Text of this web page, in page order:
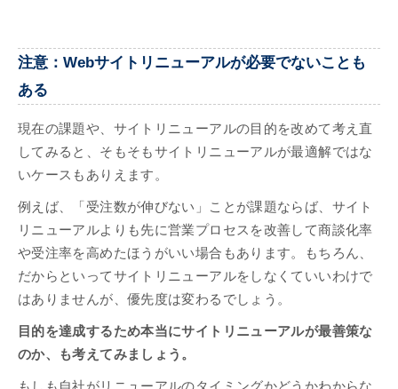
注意：Webサイトリニューアルが必要でないことも
ある
現在の課題や、サイトリニューアルの目的を改めて考え直
してみると、そもそもサイトリニューアルが最適解ではな
いケースもありえます。
例えば、「受注数が伸びない」ことが課題ならば、サイト
リニューアルよりも先に営業プロセスを改善して商談化率
や受注率を高めたほうがいい場合もあります。もちろん、
だからといってサイトリニューアルをしなくていいわけで
はありませんが、優先度は変わるでしょう。
目的を達成するため本当にサイトリニューアルが最善策な
のか、も考えてみましょう。